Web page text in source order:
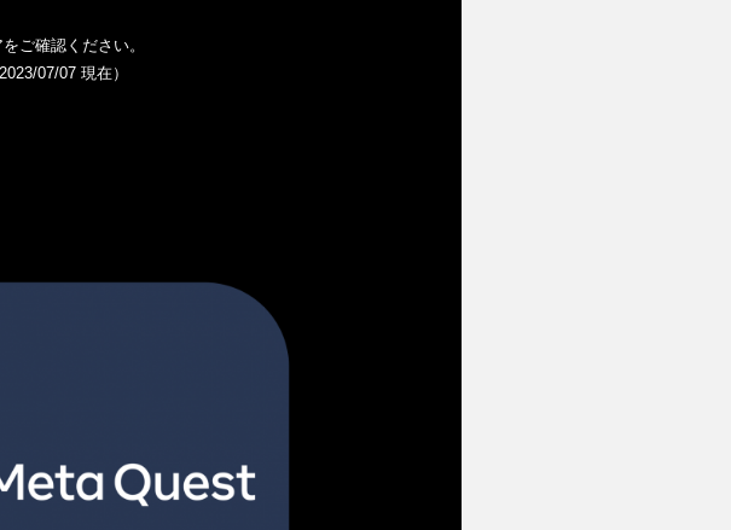
ご確認ください。
07/07 現在）